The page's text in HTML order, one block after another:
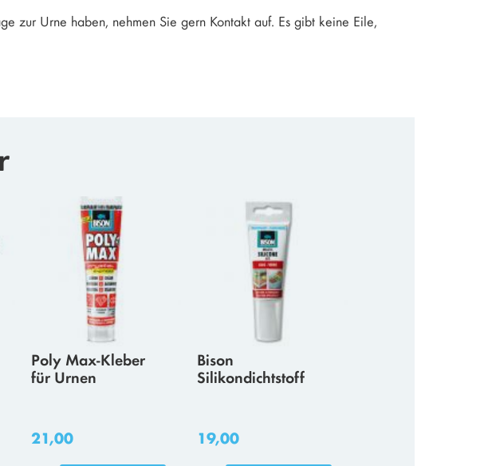
zur Urne haben, nehmen Sie gern Kontakt auf. Es gibt keine Eile,
Poly Max-Kleber
für Urnen
21,00
Bison
Silikondichtstoff
19,00